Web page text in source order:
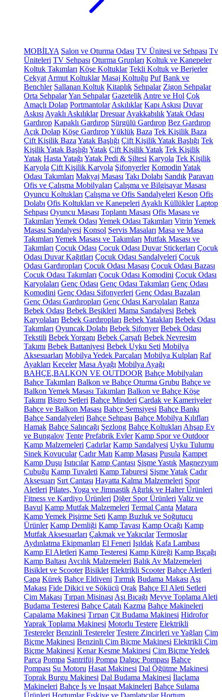
MOBİLYA Salon ve Oturma Odası TV Ünitesi ve Sehpası Tv
Üniteleri TV Sehpası Oturma Grupları Koltuk ve Kanepeler
Koltuk Takımları Köşe Koltuklar Tekli Koltuk ve Berjerler
Çekyat Armut Koltuklar Masaj Koltuğu Puf Bank ve
Benchler Sallanan Koltuk Kitaplık Sehpalar Zigon Sehpalar
Orta SehpalarYan Sehpalar Gazetelik Antre ve Hol Çok
Amaçlı Dolap Portmantolar Askılıklar Kapı Askısı Duvar
Askısı Ayaklı Askılıklar Dresuar AyakkabılıkYatak Odası
Gardırop Kapaklı Gardırop Sürgülü Gardırop Bez Gardırop
Açık Dolap Köşe GardıropYüklük Baza Tek Kişilik Baza
Çift Kişilik Baza Yatak Başlığı Çift Kişilik Yatak Başlığı Tek
Kişilik Yatak Başlığı Yatak Çift Kişilik Yatak Tek Kişilik
Yatak Hasta Yatağı Yatak Pedi & Şiltesi Karyola Tek Kişilik
Karyola Çift Kişilik Karyola Şifonyerler Komodin Yatak
Odası Takımları Makyaj Masası Takı Dolabı Sandık Paravan
Ofis ve Çalışma Mobilyaları Çalışma ve Bilgisayar Masası
Oyuncu Koltukları Çalışma ve Ofis Sandalyeleri Keson Ofis
Dolabı Ofis Koltukları ve Kanepeleri Ayaklı Küllükler Laptop
Sehpası Oyuncu Masası Toplantı Masası Ofis Masası ve
Takımları Yemek Odası Yemek Odası Takımları Vitrin Yemek
Masası Sandalyesi Konsol Servis Masaları Masa ve Masa
Takımları Yemek Masası ve Takımları Mutfak Masası ve
Takımları Çocuk Odası Çocuk Odası Duvar Stickerları Çocuk
Odası Duvar Kağıtları Çocuk Odası Sandalyeleri Çocuk
Odası Gardıropları Çocuk Odası Masası Çocuk Odası Bazası
Çocuk Odası Takımları Çocuk Odası Komodini Çocuk Odası
Karyolaları Genç Odası Genç Odası Takımları Genç Odası
Komodini Genç Odası Şifonyerleri Genç Odası Bazaları
Genç Odası Gardıropları Genç Odası Karyolaları Ranza
Bebek Odası Bebek Beşikleri Mama Sandalyesi Bebek
Karyolaları Bebek Gardıropları Bebek Yatakları Bebek Odası
Takımları Oyuncak Dolabı Bebek Şifonyer Bebek Odası
Tekstili Bebek Yorganı Bebek Çarşafı Bebek Nevresim
Takımı Bebek Battaniyesi Bebek Uyku Seti Mobilya
Aksesuarları Mobilya Yedek Parçaları Mobilya Kulpları Raf
Ayakları Keçeler Masa Ayağı Mobilya Ayağı
BAHÇE,BALKON VE OUTDOOR Bahçe Mobilyaları
Bahçe Takımları Balkon ve Bahçe Oturma Grubu Bahçe ve
Balkon Yemek Masası Takımları Balkon ve Bahçe Köşe
Takımı Bistro Setleri Bahçe Minderi Çardak ve Kameriyeler
Bahçe ve Balkon Masası Bahçe Şemsiyesi Bahçe Bankı
Bahçe Sandalyeleri Bahçe Sehpası Bahçe Mobilya Kılıfları
Hamak Bahçe Salıncağı Şezlong Bahçe Koltukları Ahşap Ev
ve Bungalov Tente Prefabrik Evler Kamp Spor ve Outdoor
Kamp Malzemeleri Çadırlar Kamp Sandalyesi Uyku Tulumu
Sinek Kovucular Çadır Matı Kamp Masası Pusula Kampet
Kamp Duşu Isıtıcılar Kamp Çantası Şişme Yastık Magnezyum
Çubuğu Kamp Tuvaleti Kamp Taburesi Şişme Yatak Çadır
Aksesuarı Sırt Çantası Hayatta Kalma Malzemeleri Spor
Aletleri Pilates, Yoga ve Jimnastik Ağırlık ve Halter Ürünleri
Fitness ve Kardiyo Ürünleri Diğer Spor Ürünleri Valiz ve
Bavul Kamp Mutfak Malzemeleri Termal Çanta Matara
Kamp Yemek Pişirme Seti Kamp Buzluk ve Soğutucu
Ürünler Kamp Demliği Kamp Tavası Kamp Ocağı Kamp
Mutfak Aksesuarları Çakmak ve Yakıcılar Termoslar
Aydınlatma Ekipmanları El Feneri Işıldak Kafa Lambası
Kamp El Aletleri Kamp Testeresi Kamp Küreği Kamp Bıçağı
Kamp Baltası Avcılık Malzemeleri Balık Av Malzemeleri
Bisiklet ve Scooter Bisiklet Elektrikli Scooter Bahçe Aletleri
Çapa Kürek Bahçe Eldiveni Tırmık Budama Makası Aşı
Makası Fide Dikici ve Sökücü Orak Bahçe El Aleti Setleri
Çim Makası Tırpan Misinası Aşı Bıçağı Meyve Toplama Aleti
Budama Testeresi Bahçe Çatalı Kazma Bahçe Makineleri
Çapalama Makinesi Tırpan Çit Budama Makinesi Hidrofor
Yaprak Toplama Makinesi Motorlu Testere Elektrikli
Testereler Benzinli Testereler Testere Zincirleri ve Yağları Çim
Biçme Makinesi Benzinli Çim Biçme Makinesi Elektrikli Çim
Biçme Makinesi Kenar Kesme Makinesi Çim Biçme Yedek
Parça Pompa Santrifüj Pompa Dalgıç Pompası Bahçe
Pompası Su Motoru Hasat Makinesi Dal Öğütme Makinesi
Toprak Burgu Makinesi Dal Budama Makinesi İlaçlama
Makineleri Bahçe İş ve İnşaat Makineleri Bahçe Sulama
Ürünleri Hortumlar Fıskiye ve Damlatıcılar Hortum